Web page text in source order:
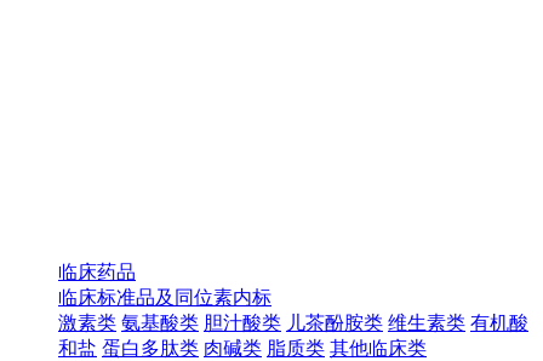
临床药品
临床标准品及同位素内标
激素类 氨基酸类 胆汁酸类 儿茶酚胺类 维生素类 有机酸
和盐 蛋白多肽类 肉碱类 脂质类 其他临床类